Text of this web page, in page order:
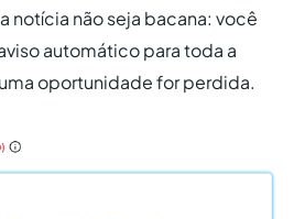
notícia não seja bacana: você
automático para toda a
oportunidade for perdida.